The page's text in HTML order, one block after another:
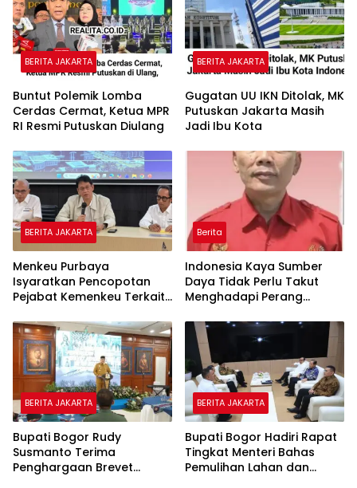
BERITA JAKARTA
Buntut Polemik Lomba
Cerdas Cermat, Ketua MPR
RI Resmi Putuskan Diulang
BERITA JAKARTA
Gugatan UU IKN Ditolak, MK
Putuskan Jakarta Masih
Jadi Ibu Kota
BERITA JAKARTA
Menkeu Purbaya
Isyaratkan Pencopotan
Pejabat Kemenkeu Terkait
Listrik BGN
Berita
Indonesia Kaya Sumber
Daya Tidak Perlu Takut
Menghadapi Perang
Suriyanto Pd, SH.,MH.,M.Kn
BERITA JAKARTA
Bupati Bogor Rudy
Susmanto Terima
Penghargaan Brevet
BERITA JAKARTA
Bupati Bogor Hadiri Rapat
Tingkat Menteri Bahas
Pemulihan Lahan dan